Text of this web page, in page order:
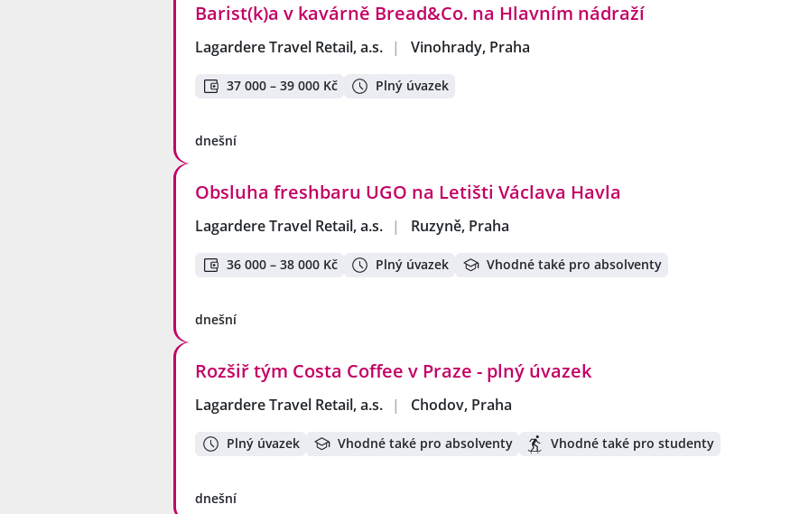
Barist(k)a v kavárně Bread&Co. na Hlavním nádraží
Lagardere Travel Retail, a.s. | Vinohrady, Praha
37 000 – 39 000 Kč Plný úvazek
dnešní
Obsluha freshbaru UGO na Letišti Václava Havla
Lagardere Travel Retail, a.s. | Ruzyně, Praha
36 000 – 38 000 Kč Plný úvazek Vhodné také pro absolventy
dnešní
Rozšiř tým Costa Coffee v Praze - plný úvazek
Lagardere Travel Retail, a.s. | Chodov, Praha
Plný úvazek Vhodné také pro absolventy Vhodné také pro studenty
dnešní